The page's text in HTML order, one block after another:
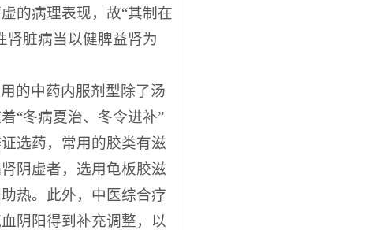
的病理表现，故“其制在
肾脏病当以健脾益肾为
的中药内服剂型除了汤
“冬病夏治、冬令进补”
选药，常用的胶类有滋
阴虚者，选用龟板胶滋
热。此外，中医综合疗
阴阳得到补充调整，以